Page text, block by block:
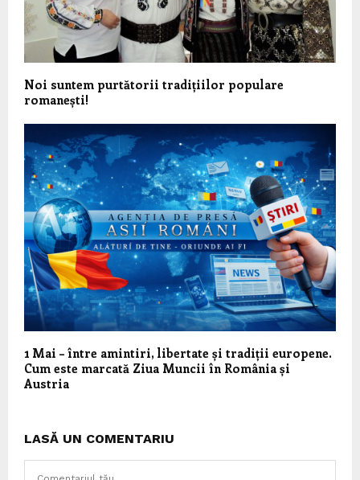
Noi suntem purtătorii tradițiilor populare
romanești!
1 Mai – între amintiri, libertate și tradiții europene.
Cum este marcată Ziua Muncii în România și
Austria
LASĂ UN COMENTARIU